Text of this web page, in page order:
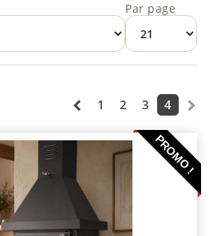
Par page
1 2 3 4
PROMO !